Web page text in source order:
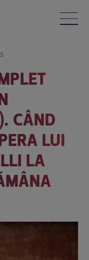
CÂND
LUI
LA